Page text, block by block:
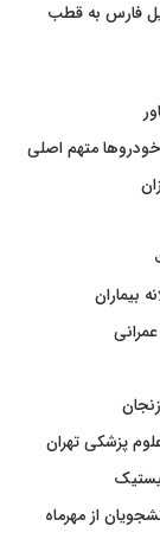
فارس به قطب
متهم اصلی
بیماران
پزشکی تهران
از مهرماه